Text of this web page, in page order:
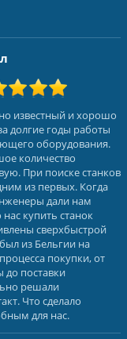
известный и хорошо
долгие годы работы
оборудования.
количество
При поиске станков
из первых. Когда
дали нам
купить станок
сверхбыстрой
из Бельгии на
покупки, от
до поставки
решали
Что сделало
для нас.